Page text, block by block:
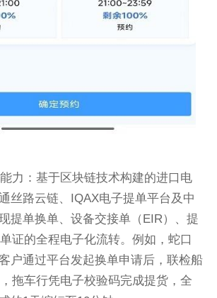
力：基于区块链技术构建的进口电
丝路云链、IQAX电子提单平台及中
提单换单、设备交接单（EIR）、提
证的全程电子化流转。例如，蛇口
户通过平台发起换单申请后，联检船
拖车行凭电子校验码完成提货，全